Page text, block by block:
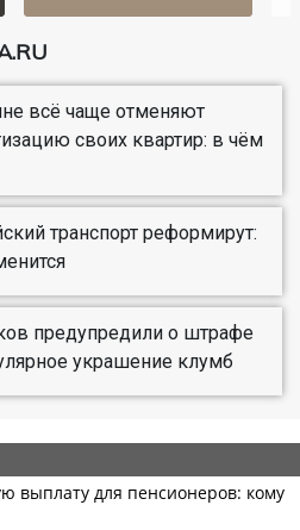
всё чаще отменяют
своих квартир: в чём
транспорт реформирут:
предупредили о штрафе
украшение клумб